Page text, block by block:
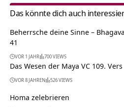
Das könnte dich auch
Beherrsche deine Sinne –
41
VOR 1 JAHR 700 VIEWS
Das Wesen der Maya VC 109. Vers
VOR 8 JAHREN 526 VIEWS
Homa zelebrieren